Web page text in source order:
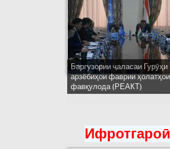
Баргузории ҷаласаи Гурӯҳи
арзёбиҳои фаврии ҳолатҳои
фавқулода (РЕАКТ)
Ширкати ҳайати
ҷаласаи идораҳои наҷоти
кишварҳои узви СҲШ дар
шаҳри Деҳлӣ
Ифротгароӣ